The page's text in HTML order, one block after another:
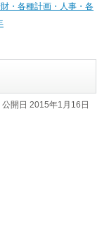
・各種計画・人事・各
公開日 2015年1月16日